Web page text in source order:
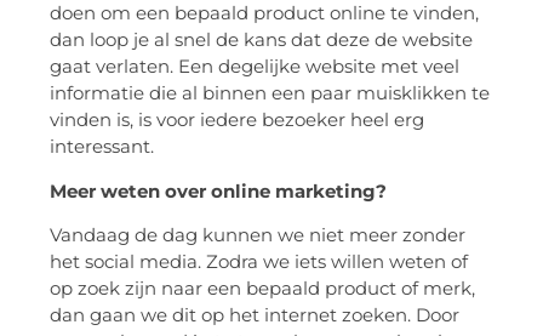
doen om een bepaald product online te vinden,
dan loop je al snel de kans dat deze de website
gaat verlaten. Een degelijke website met veel
informatie die al binnen een paar muisklikken te
vinden is, is voor iedere bezoeker heel erg
interessant.
Meer weten over online marketing?
Vandaag de dag kunnen we niet meer zonder
het social media. Zodra we iets willen weten of
op zoek zijn naar een bepaald product of merk,
dan gaan we dit op het internet zoeken. Door